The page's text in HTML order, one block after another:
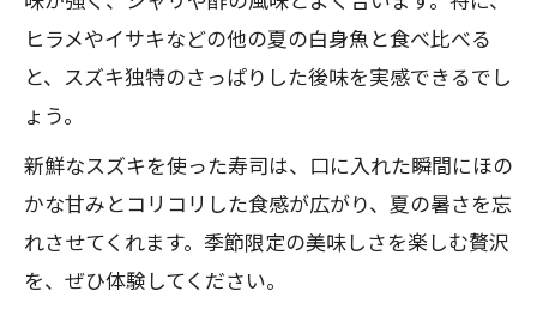
ヒラメやイサキなどの他の夏の白身魚と食べ比べる
と、スズキ独特のさっぱりした後味を実感できるでし
ょう。
新鮮なスズキを使った寿司は、口に入れた瞬間にほの
かな甘みとコリコリした食感が広がり、夏の暑さを忘
れさせてくれます。季節限定の美味しさを楽しむ贅沢
を、ぜひ体験してください。